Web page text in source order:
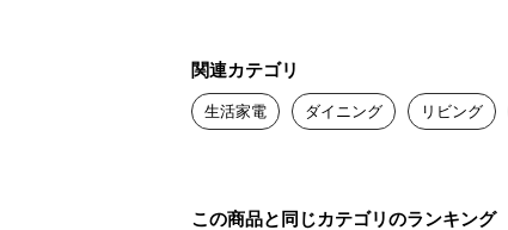
関連カテゴリ
生活家電 ダイニング リビング
この商品と同じカテゴリのランキング